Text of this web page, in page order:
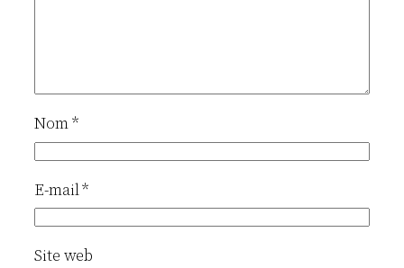
Nom*
E-mail*
Site web